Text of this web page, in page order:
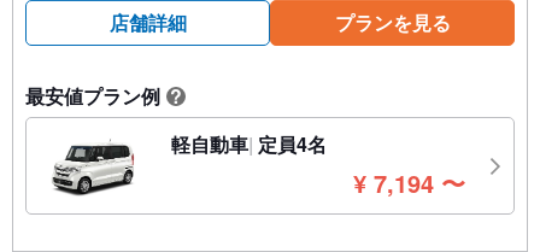
店舗詳細 プランを見る
最安値プラン例 ?
軽自動車 定員4名
¥ 7,194 円
〜